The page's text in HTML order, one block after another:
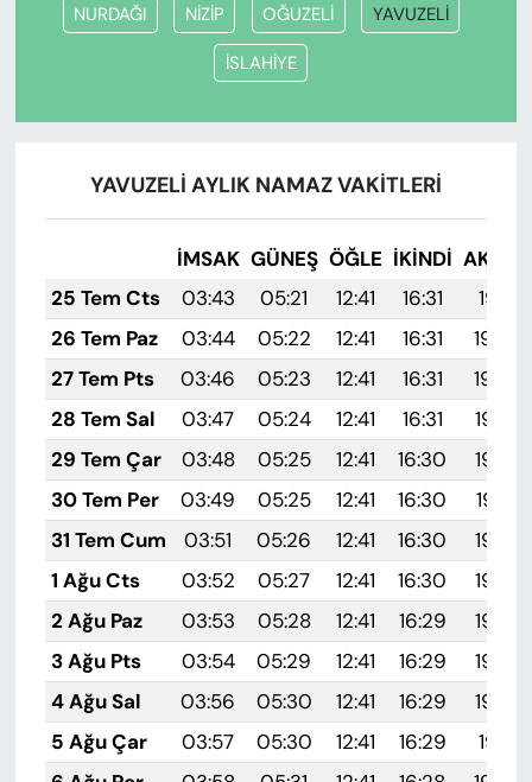
NURDAĞI NİZİP OĞUZELİ YAVUZELİ
İSLAHİYE
YAVUZELİ AYLIK NAMAZ VAKITLERI
İMSAK GÜNEŞ ÖĞLE İKINDI
25 Tem Cts
03:43 05:21 12:41 16:31
19:51
26 Tem Paz
03:44 05:22 12:41 16:31
19:50
27 Tem Pts
03:46 05:23 12:41 16:31
19:50
28 Tem Sal
03:47 05:24 12:41 16:31
19:49
29 Tem Çar
03:48 05:25 12:41 16:30
19:48
30 Tem Per
03:49 05:25 12:41 16:30
19:47
31 Tem Cum
03:51 05:26 12:41 16:30
19:46
1 Ağu Cts
03:52 05:27 12:41 16:30
19:45
2 Ağu Paz
03:53 05:28 12:41 16:29
19:44
3 Ağu Pts
03:54 05:29 12:41 16:29
19:43
4 Ağu Sal
03:56 05:30 12:41 16:29
19:42
5 Ağu Çar
03:57 05:30 12:41 16:29
19:41